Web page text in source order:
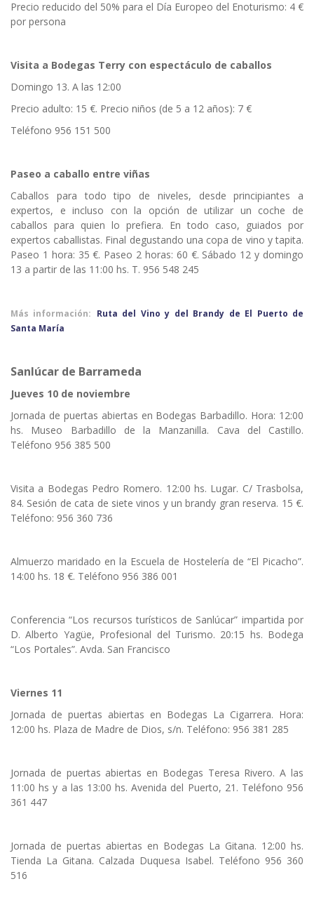
Precio reducido del 50% para el Día Europeo del Enoturismo: 4 €
por persona
Visita a Bodegas Terry con espectáculo de caballos
Domingo 13. A las 12:00
Precio adulto: 15 €. Precio niños (de 5 a 12 años): 7 €
Teléfono 956 151 500
Paseo a caballo entre viñas
Caballos para todo tipo de niveles, desde principiantes a
expertos, e incluso con la opción de utilizar un coche de
caballos para quien lo prefiera. En todo caso, guiados por
expertos caballistas. Final degustando una copa de vino y tapita.
Paseo 1 hora: 35 €. Paseo 2 horas: 60 €. Sábado 12 y domingo
13 a partir de las 11:00 hs. T. 956 548 245
Más información: Ruta del Vino y del Brandy de El Puerto de
Santa María
Sanlúcar de Barrameda
Jueves 10 de noviembre
Jornada de puertas abiertas en Bodegas Barbadillo. Hora: 12:00
hs. Museo Barbadillo de la Manzanilla. Cava del Castillo.
Teléfono 956 385 500
Visita a Bodegas Pedro Romero. 12:00 hs. Lugar. C/ Trasbolsa,
84. Sesión de cata de siete vinos y un brandy gran reserva. 15 €.
Teléfono: 956 360 736
Almuerzo maridado en la Escuela de Hostelería de “El Picacho”.
14:00 hs. 18 €. Teléfono 956 386 001
Conferencia “Los recursos turísticos de Sanlúcar” impartida por
D. Alberto Yagüe, Profesional del Turismo. 20:15 hs. Bodega
“Los Portales”. Avda. San Francisco
Viernes 11
Jornada de puertas abiertas en Bodegas La Cigarrera. Hora:
12:00 hs. Plaza de Madre de Dios, s/n. Teléfono: 956 381 285
Jornada de puertas abiertas en Bodegas Teresa Rivero. A las
11:00 hs y a las 13:00 hs. Avenida del Puerto, 21. Teléfono 956
361 447
Jornada de puertas abiertas en Bodegas La Gitana. 12:00 hs.
Tienda La Gitana. Calzada Duquesa Isabel. Teléfono 956 360
516